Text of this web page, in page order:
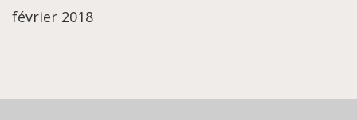
février 2018